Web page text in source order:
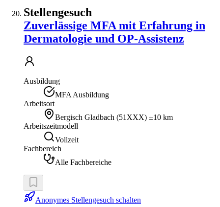
Stellengesuch
Zuverlässige MFA mit Erfahrung in
Dermatologie und OP-Assistenz
Ausbildung
MFA Ausbildung
Arbeitsort
Bergisch Gladbach (51XXX) ±10 km
Arbeitszeitmodell
Vollzeit
Fachbereich
Alle Fachbereiche
Anonymes Stellengesuch schalten